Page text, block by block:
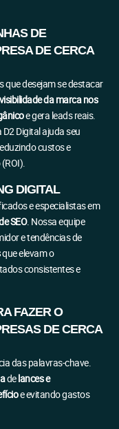
DE
DE CERCA
que desejam se destacar
visibilidade da marca nos
e gera leads reais.
D2 Digital ajuda seu
custos e
DIGITAL
e especialistas em
SEO. Nossa equipe
e tendências de
que elevam o
consistentes e
FAZER O
DE CERCA
das palavras-chave.
de lances e
e evitando gastos